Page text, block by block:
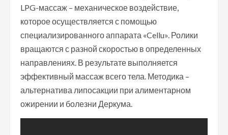
LPG-массаж – механическое воздействие,
которое осуществляется с помощью
специализированного аппарата «Cellu». Ролики
вращаются с разной скоростью в определенных
направлениях. В результате выполняется
эффективный массаж всего тела. Методика –
альтернатива липосакции при алиментарном
ожирении и болезни Деркума.